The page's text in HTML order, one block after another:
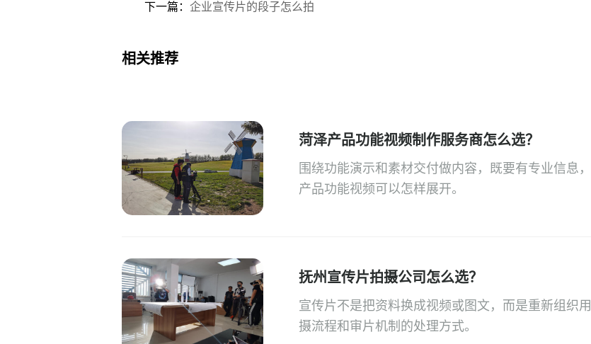
下一篇： 企业宣传片的段子怎么拍
相关推荐
菏泽产品功能视频制作服务商怎么选？
围绕功能演示和素材交付做内容，既要有专业信息
产品功能视频可以怎样展开。
抚州宣传片拍摄公司怎么选？
宣传片不是把资料换成视频或图文，而是重新组织
摄流程和审片机制的处理方式。